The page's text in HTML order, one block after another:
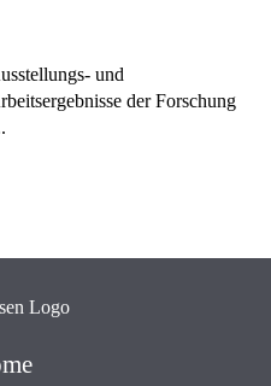
und
der Forschung